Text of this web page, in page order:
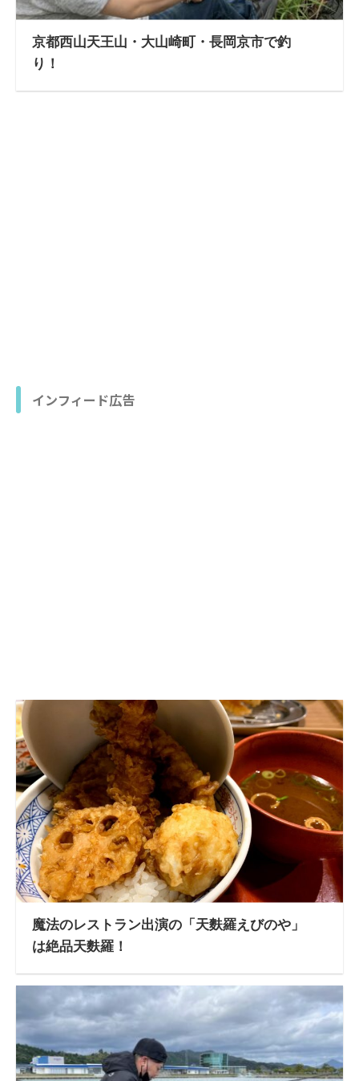
京都西山天王山・大山崎町・長岡京市で釣
り！
インフィード広告
魔法のレストラン出演の「天麩羅えびのや」
は絶品天麩羅！